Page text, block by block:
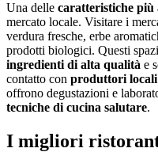
Una delle caratteristiche più
mercato locale. Visitare i
verdura fresche, erbe
prodotti biologici. Questi
ingredienti di alta qualità e
contatto con produttori
offrono degustazioni e
tecniche di cucina salutare.
I migliori